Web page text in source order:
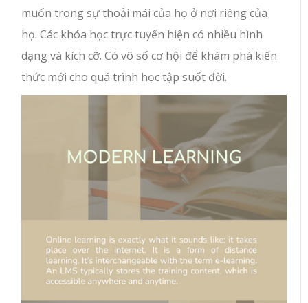
muốn trong sự thoải mái của họ ở nơi riêng của
họ. Các khóa học trực tuyến hiện có nhiều hình
dạng và kích cỡ. Có vô số cơ hội để khám phá kiến ​​
thức mới cho quá trình học tập suốt đời.